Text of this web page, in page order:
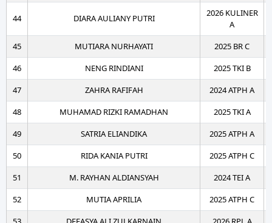
44 DIARA AULIANY PUTRI
2026 KULINER
A
45
MUTIARA NURHAYATI
2025 BR C
46
NENG RINDIANI
2025 TKI B
47
ZAHRA RAFIFAH
2024 ATPH A
48
MUHAMAD RIZKI RAMADHAN
2025 TKI A
49
SATRIA ELIANDIKA
2025 ATPH A
50
RIDA KANIA PUTRI
2025 ATPH C
51
M. RAYHAN ALDIANSYAH
2024 TEI A
52
MUTIA APRILIA
2025 ATPH C